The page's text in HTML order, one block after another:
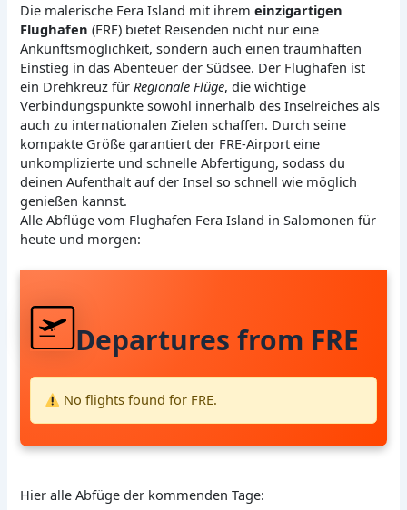
Die malerische Fera Island mit ihremeinzigartigen
Flughafen (FRE) bietet Reisenden nicht nur eine
Ankunftsmöglichkeit, sondern auch einen traumhaften
Einstieg in das Abenteuer der Südsee. Der Flughafen ist
ein Drehkreuz fürRegionale Flüge, die wichtige
Verbindungspunkte sowohl innerhalb des Inselreiches als
auch zu internationalen Zielen schaffen. Durch seine
kompakte Größe garantiert der FRE-Airport eine
unkomplizierte und schnelle Abfertigung, sodass du
deinen Aufenthalt auf der Insel so schnell wie möglich
genießen kannst.
Alle Abflüge vom Flughafen Fera Island in Salomonen für
heute und morgen:
Departures from FRE
No flights found for FRE.
Hier alle Abfüge der kommenden Tage: